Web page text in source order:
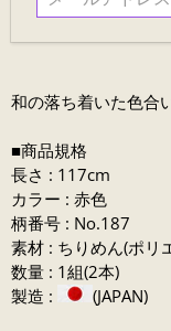
ア
ド
を
力....
和の落ち着いた色合
■商品規格
長さ : 117cm
カラー : 赤色
柄番号 : No.187
素材 : ちりめん(ポリ
数量 : 1組(2本)
製造 :
(JAPAN)